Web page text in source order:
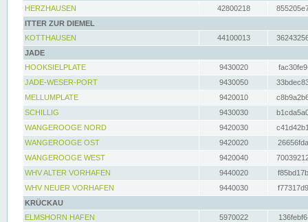
HERZHAUSEN
42800218
ITTER ZUR DIEMEL
KOTTHAUSEN
44100013
JADE
HOOKSIELPLATE
9430020
JADE-WESER-PORT
9430050
MELLUMPLATE
9420010
SCHILLIG
9430030
WANGEROOGE NORD
9420030
WANGEROOGE OST
9420020
WANGEROOGE WEST
9420040
WHV ALTER VORHAFEN
9440020
WHV NEUER VORHAFEN
9440030
KRÜCKAU
ELMSHORN HAFEN
5970022